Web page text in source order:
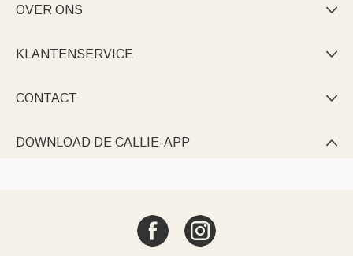
OVER ONS 
KLANTENSERVICE 
CONTACT 
DOWNLOAD DE CALLIE-APP 